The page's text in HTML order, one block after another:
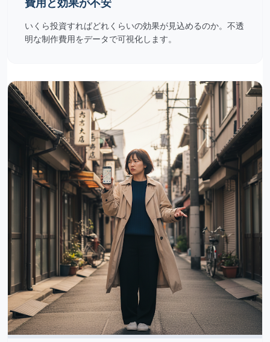
費用と効果が不安
いくら投資すればどれくらいの効果が見込めるのか。不透
明な制作費用をデータで可視化します。